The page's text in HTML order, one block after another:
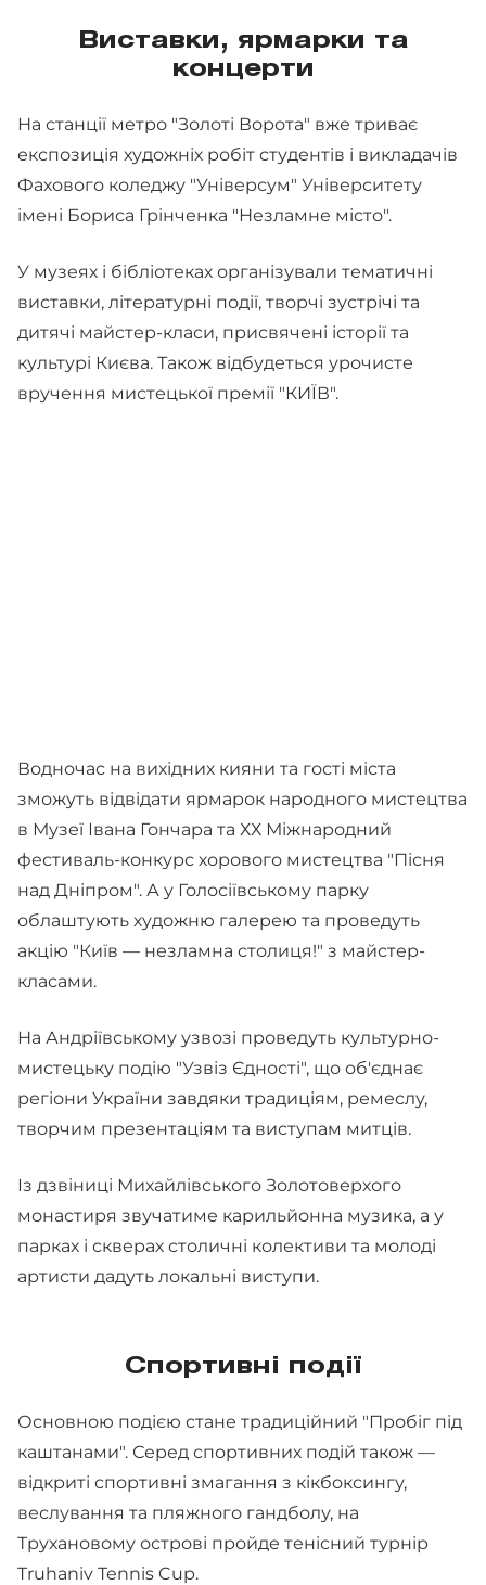
Виставки, ярмарки та
концерти
На станції метро "Золоті Ворота" вже триває
експозиція художніх робіт студентів і викладачів
Фахового коледжу "Універсум" Університету
імені Бориса Грінченка "Незламне місто".
У музеях і бібліотеках організували тематичні
виставки, літературні події, творчі зустрічі та
дитячі майстер-класи, присвячені історії та
культурі Києва. Також відбудеться урочисте
вручення мистецької премії "КИЇВ".
Водночас на вихідних кияни та гості міста
зможуть відвідати ярмарок народного мистецтва
в Музеї Івана Гончара та ХХ Міжнародний
фестиваль-конкурс хорового мистецтва "Пісня
над Дніпром". А у Голосіївському парку
облаштують художню галерею та проведуть
акцію "Київ — незламна столиця!" з майстер-
класами.
На Андріївському узвозі проведуть культурно-
мистецьку подію "Узвіз Єдності", що об'єднає
регіони України завдяки традиціям, ремеслу,
творчим презентаціям та виступам митців.
Із дзвіниці Михайлівського Золотоверхого
монастиря звучатиме карильйонна музика, а у
парках і скверах столичні колективи та молоді
артисти дадуть локальні виступи.
Спортивні події
Основною подією стане традиційний "Пробіг під
каштанами". Серед спортивних подій також —
відкриті спортивні змагання з кікбоксингу,
веслування та пляжного гандболу, на
Трухановому острові пройде тенісний турнір
Truhaniv Tennis Cup.